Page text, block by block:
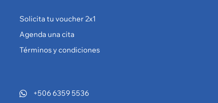
Solicita tu voucher 2x1
Agenda una cita
Términos y condiciones
+506 6359 5536